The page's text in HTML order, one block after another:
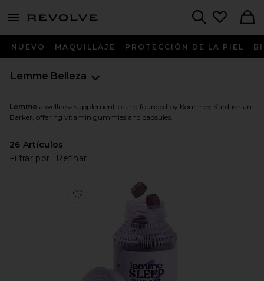
menu - shows more content
NUEVO MAQUILLAJE PROTECCIÓN DE LA PIEL
Lemme Belleza
Lemme a wellness supplement brand founded by Kourtney Kardashian
Barker, offering vitamin gummies and capsules.
26 Artículos
Filtrar por
Refinar
Favorite GOMITAS DE VITAMINA SLEEP